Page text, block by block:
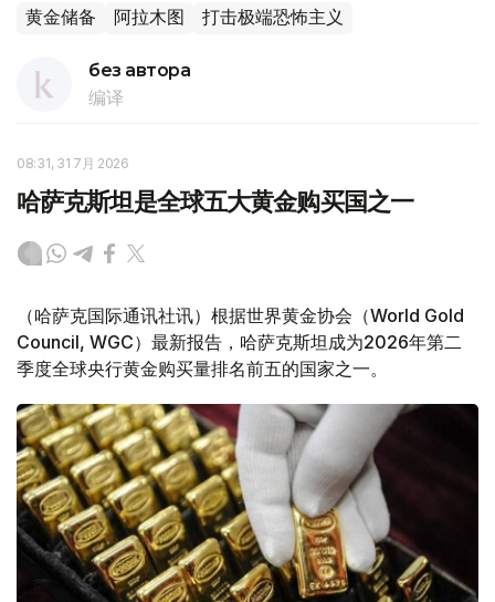
黄金储备 阿拉木图 打击极端恐怖主义
без автора
编译
08:31, 31 7月 2026
哈萨克斯坦是全球五大黄金购买国之一
（哈萨克国际通讯社讯）根据世界黄金协会（World Gold
Council, WGC）最新报告，哈萨克斯坦成为2026年第二
季度全球央行黄金购买量排名前五的国家之一。